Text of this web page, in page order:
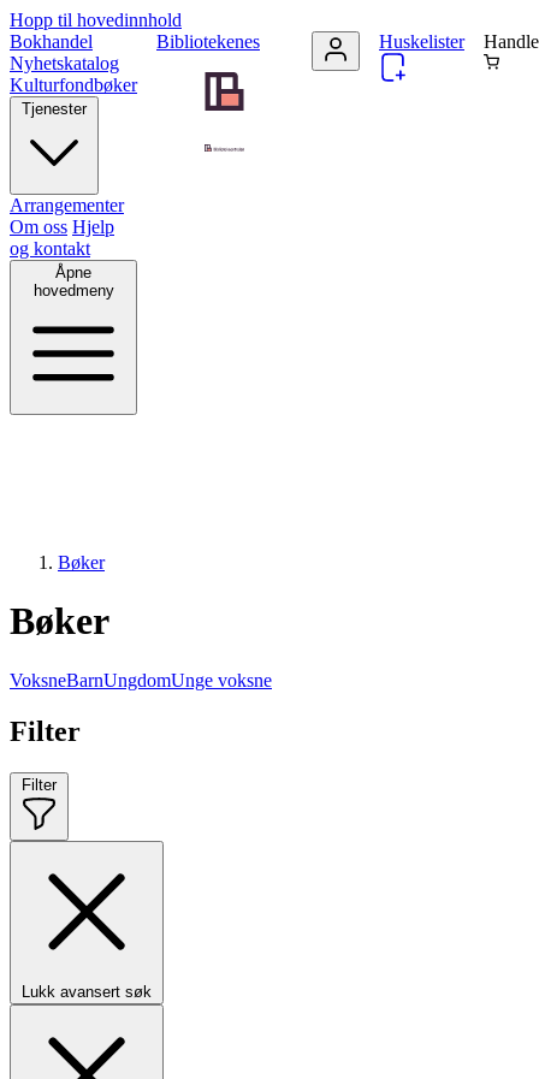
Hopp til hovedinnhold
Bibliotekenes
Bokhandel
Nyhetskatalog
Kulturfondbøker
Tjenester
Arrangementer
Om oss Hjelp
og kontakt
Åpne
hovedmeny
Huskelister
Bøker
Bøker
VoksneBarnUngdomUnge voksne
Filter
Filter
Lukk avansert søk